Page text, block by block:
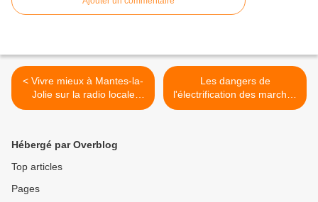
< Vivre mieux à Mantes-la-
Jolie sur la radio locale
BPM
Les dangers de
l'électrification des marchés
du Val-Fourré >
Hébergé par Overblog
Top articles
Pages